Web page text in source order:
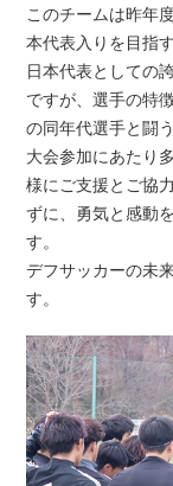
このチームは昨年
本代表入りを目指
日本代表としての
ですが、選手の特
の同年代選手と闘
大会参加にあたり
様にご支援とご協
ずに、勇気と感動
す。
デフサッカーの未
す。